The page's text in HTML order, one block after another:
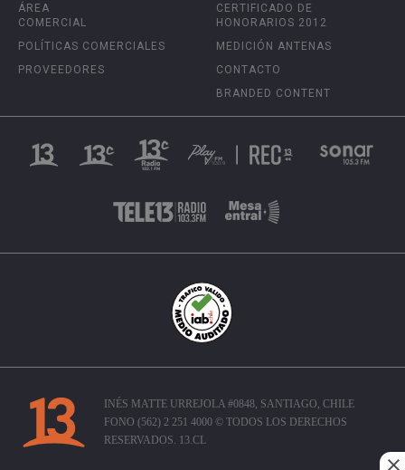
ÁREA
COMERCIAL
POLÍTICAS COMERCIALES
PROVEEDORES
CERTIFICADO DE
HONORARIOS 2012
MEDICIÓN ANTENAS
CONTACTO
BRANDED CONTENT
INÉS MATTE URREJOLA #0848, SANTIAGO, CHILE
FONO (562) 2 251 4000 © TODOS LOS DERECHOS
RESERVADOS. 13.CL